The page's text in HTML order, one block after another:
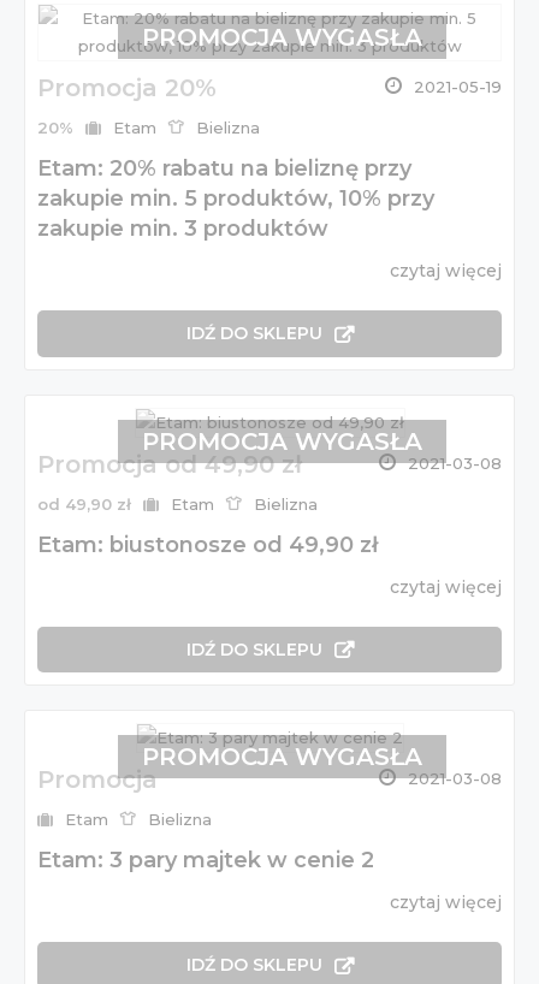
Promocja 20% 2021-05-19
20% Etam Bielizna
Etam: 20% rabatu na bieliznę przy
zakupie min. 5 produktów, 10% przy
zakupie min. 3 produktów
czytaj więcej
IDŹ DO SKLEPU
PROMOCJA WYGASŁA
Promocja od 49,90 zł 2021-03-08
od 49,90 zł Etam Bielizna
Etam: biustonosze od 49,90 zł
czytaj więcej
IDŹ DO SKLEPU
PROMOCJA WYGASŁA
Promocja 2021-03-08
Etam Bielizna
Etam: 3 pary majtek w cenie 2
czytaj więcej
IDŹ DO SKLEPU
PROMOCJA WYGASŁA